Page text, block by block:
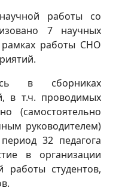
работы со
7 научных
рамках работы СНО
в сборниках
в т.ч. проводимых
(самостоятельно
руководителем)
32 педагога
в организации
работы студентов,